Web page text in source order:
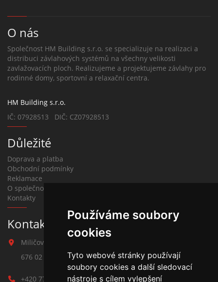
Používáme soubory
cookies
Tyto webové stránky používají
soubory cookies a další sledovací
nástroje s cílem vylepšení
O nás
Společnost HM Building s.r.o. se specializuje na realizaci a
distribuci závlahových systémů na všechny velikosti
zavlažovacích ploch. Realizujeme a projektujeme závlahy pro
rodinné domy, sportovní a relaxační centra.
HM Building s.r.o.
IČ: 07928513 DIČ: CZ07928513
Důležité
Doprava a platba
Obchodní podmínky
Reklamace
O společnosti
Kontakty
Kontakt na závlahy
Miličova 541
676 02 Moravské Budějovice
+420 777 780 938